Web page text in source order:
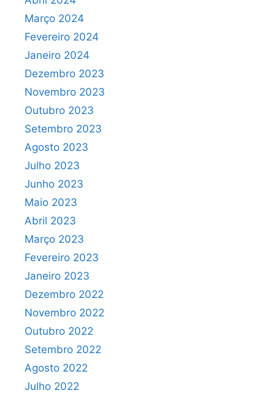
Março 2024
Fevereiro 2024
Janeiro 2024
Dezembro 2023
Novembro 2023
Outubro 2023
Setembro 2023
Agosto 2023
Julho 2023
Junho 2023
Maio 2023
Abril 2023
Março 2023
Fevereiro 2023
Janeiro 2023
Dezembro 2022
Novembro 2022
Outubro 2022
Setembro 2022
Agosto 2022
Julho 2022